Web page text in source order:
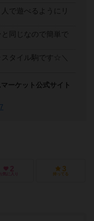
で遊べるようにリ
同じなので簡単で
タイル駒です☆＼
ーケット公式サイト
2
お気に入り
3
持ってる